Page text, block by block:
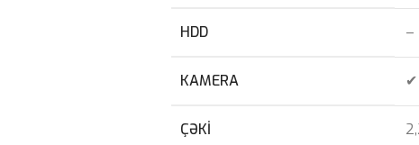
HDD –
KAMERA ✔
ÇƏKI